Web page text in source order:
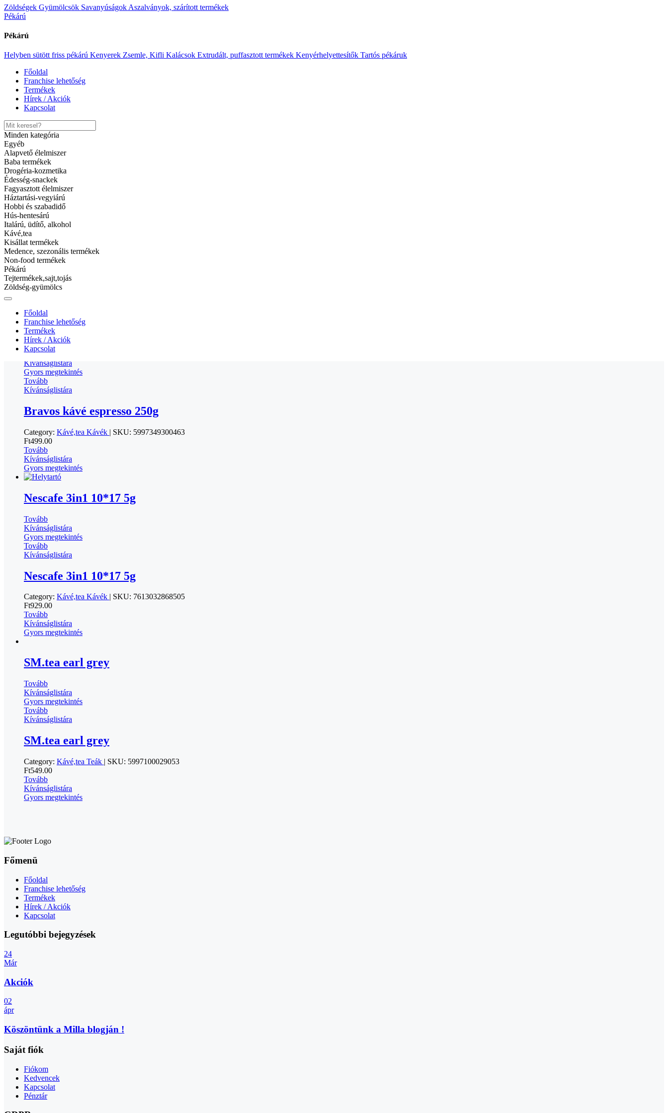
Zöldségek Gyümölcsök Savanyúságok Aszalványok, szárított termékek
Pékárú
Pékárú
Helyben sütött friss pékárú Kenyerek Zsemle, Kifli Kalácsok Extrudált, puffasztott termékek Kenyérhelyettesítők Tartós pékáruk
Főoldal
Franchise lehetőség
Termékek
Hírek / Akciók
Kapcsolat
Minden kategória
Egyéb
Alapvető élelmiszer
Baba termékek
Drogéria-kozmetika
Édesség-snackek
Fagyasztott élelmiszer
Háztartási-vegyiárú
Hobbi és szabadidő
Hús-hentesárú
Italárú, üdítő, alkohol
Kávé,tea
Kisállat termékek
Medence, szezonális termékek
Non-food termékek
Pékárú
Tejtermékek,sajt,tojás
Zöldség-gyümölcs
Főoldal
Franchise lehetőség
Termékek
Hírek / Akciók
Kapcsolat
Teekanne green tea
Kívánságlistára
Tovább
Kívánságlistára
Teekanne green tea
Category: Kávé,tea
Ft399.00
Tovább
Kívánságlistára
Gyors megtekintés
Nescafe gold koffeinmentes 100g
Tovább
Kívánságlistára
Gyors megtekintés
Tovább
Kívánságlistára
Nescafe gold koffeinmentes 100g
Category:
Ft3 499.00
Tovább
Kívánságlistára
Bravos kávé espresso 250g
Tovább
Kívánságlistára
Gyors megtekintés
Tovább
Kívánságlistára
Bravos kávé espresso 250g
Category: Kávé,tea Kávék | SKU: 5997349300463
Ft499.00
Tovább
Kívánságlistára
Gyors megtekintés
Nescafe 3in1 10*17 5g
Tovább
Kívánságlistára
Gyors megtekintés
Tovább
Kívánságlistára
Nescafe 3in1 10*17 5g
Category: Kávé,tea Kávék | SKU: 7613032868505
Ft929.00
Tovább
Kívánságlistára
Gyors megtekintés
SM.tea earl grey
Tovább
Kívánságlistára
Gyors megtekintés
Tovább
Kívánságlistára
SM.tea earl grey
Category: Kávé,tea Teák | SKU: 5997100029053
Ft549.00
Tovább
Kívánságlistára
Gyors megtekintés
Főmenü
Főoldal
Franchise lehetőség
Termékek
Hírek / Akciók
Kapcsolat
Legutóbbi bejegyzések
24
Már
Akciók
02
ápr
Köszöntünk a Milla blogján !
Saját fiók
Fiókom
Kedvencek
Kapcsolat
Pénztár